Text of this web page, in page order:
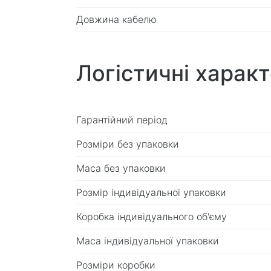
Довжина кабелю
Логістичні
Гарантійний період
Розміри без упаковки
Маса без упаковки
Розмір індивідуальної упаковки
Коробка індивідуального об'єму
Маса індивідуальної упаковки
Розміри коробки